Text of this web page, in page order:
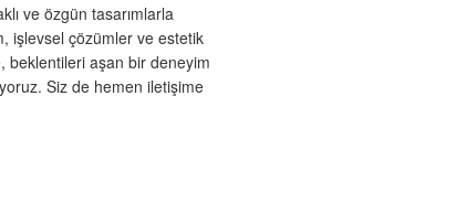
ve özgün tasarımlarla
işlevsel çözümler ve estetik
beklentileri aşan bir deneyim
Siz de hemen iletişime